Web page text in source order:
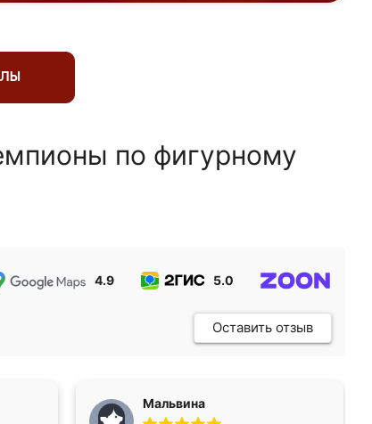
по фигурному
4.9 5.0
Оставить отзыв
Мальвина